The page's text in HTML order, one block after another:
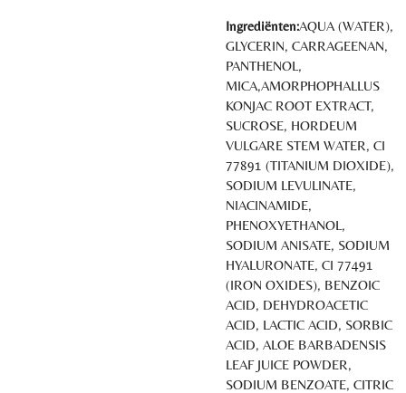
Ingrediënten:AQUA (WATER),
GLYCERIN, CARRAGEENAN,
PANTHENOL,
MICA,AMORPHOPHALLUS
KONJAC ROOT EXTRACT,
SUCROSE, HORDEUM
VULGARE STEM WATER, CI
77891 (TITANIUM DIOXIDE),
SODIUM LEVULINATE,
NIACINAMIDE,
PHENOXYETHANOL,
SODIUM ANISATE, SODIUM
HYALURONATE, CI 77491
(IRON OXIDES), BENZOIC
ACID, DEHYDROACETIC
ACID, LACTIC ACID, SORBIC
ACID, ALOE BARBADENSIS
LEAF JUICE POWDER,
SODIUM BENZOATE, CITRIC